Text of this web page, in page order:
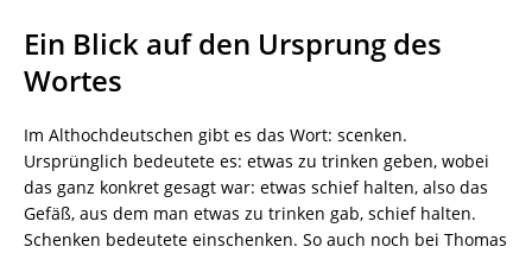
Ein Blick auf den Ursprung des
Wortes
Im Althochdeutschen gibt es das Wort: scenken.
Ursprünglich bedeutete es: etwas zu trinken geben, wobei
das ganz konkret gesagt war: etwas schief halten, also das
Gefäß, aus dem man etwas zu trinken gab, schief halten.
Schenken bedeutete einschenken. So auch noch bei Thomas